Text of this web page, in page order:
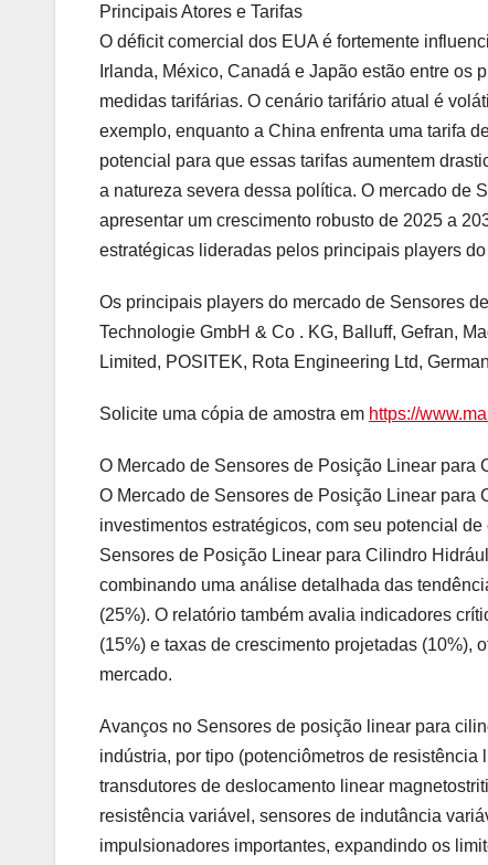
Principais Atores e Tarifas
O déficit comercial dos EUA é fortemente
Irlanda, México, Canadá e Japão estão entre
medidas tarifárias. O cenário tarifário atual é
exemplo, enquanto a China enfrenta uma tarifa
potencial para que essas tarifas aumentem
a natureza severa dessa política. O mercado de
apresentar um crescimento robusto de 2025 a
estratégicas lideradas pelos principais players do
Os principais players do mercado de Sensores
Technologie GmbH & Co . KG, Balluff, Gefran,
Limited, POSITEK, Rota Engineering Ltd,
Solicite uma cópia de amostra em https://
O Mercado de Sensores de Posição Linear
O Mercado de Sensores de Posição Linear para
investimentos estratégicos, com seu potencial
Sensores de Posição Linear para Cilindro
combinando uma análise detalhada das
(25%). O relatório também avalia indicadores
(15%) e taxas de crescimento projetadas (10%),
mercado.
Avanços no Sensores de posição linear para
indústria, por tipo (potenciômetros de
transdutores de deslocamento linear
resistência variável, sensores de indutância
impulsionadores importantes, expandindo os